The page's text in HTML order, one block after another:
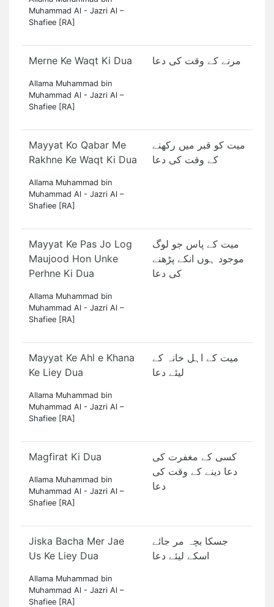
Muhammad Al - Jazri Al –
Shafiee [RA]
Merne Ke Waqt Ki Dua
Allama Muhammad bin
Muhammad Al - Jazri Al –
Shafiee [RA]
مرنے کے وقت کی دعا
Mayyat Ko Qabar Me
Rakhne Ke Waqt Ki Dua
Allama Muhammad bin
Muhammad Al - Jazri Al –
Shafiee [RA]
میت کو قبر میں رکھنے
کے وقت کی دعا
Mayyat Ke Pas Jo Log
Maujood Hon Unke
Perhne Ki Dua
Allama Muhammad bin
Muhammad Al - Jazri Al –
Shafiee [RA]
میت کے پاس جو لوگ
موجود ہوں انکے پڑھنے
کی دعا
Mayyat Ke Ahl e Khana
Ke Liey Dua
Allama Muhammad bin
Muhammad Al - Jazri Al –
Shafiee [RA]
میت کے اہل خانہ کے
لیئے دعا
Magfirat Ki Dua
Allama Muhammad bin
Muhammad Al - Jazri Al –
Shafiee [RA]
کسی کے مغفرت کی
دعا دینے کے وقت کی
دعا
Jiska Bacha Mer Jae
Us Ke Liey Dua
Allama Muhammad bin
Muhammad Al - Jazri Al –
Shafiee [RA]
جسکا بچہ مر جا‏ئے
اسکے لیئے دعا